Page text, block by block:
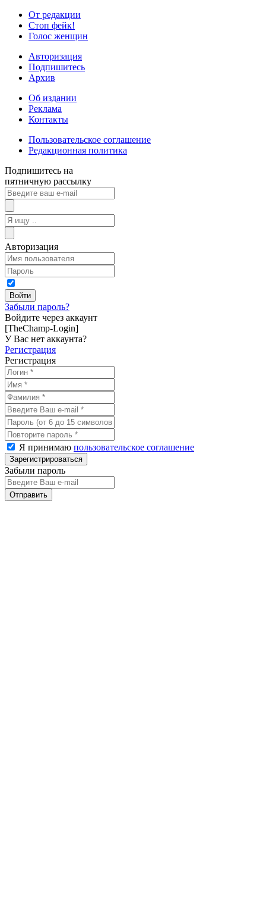
От редакции
Стоп фейк!
Голос женщин
Авторизация
Подпишитесь
Архив
Об издании
Реклама
Контакты
Пользовательское соглашение
Редакционная политика
Подпишитесь на
пятничную рассылку
Авторизация
Забыли пароль?
Войдите через аккаунт
[TheChamp-Login]
У Вас нет аккаунта?
Регистрация
Регистрация
Я принимаю пользовательское соглашение
Забыли пароль